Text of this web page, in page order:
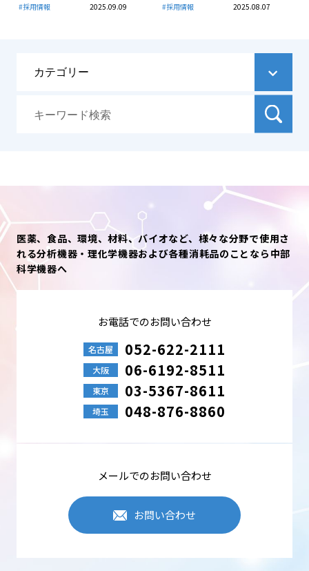
#採用情報 2025.09.09 #採用情報 2025.08.07
医薬、食品、環境、材料、バイオなど、様々な分野で使用さ
れる分析機器・理化学機器および各種消耗品のことなら中部
科学機器へ
お電話でのお問い合わせ
名古屋 052-622-2111
大阪 06-6192-8511
東京 03-5367-8611
埼玉 048-876-8860
メールでのお問い合わせ
お問い合わせ